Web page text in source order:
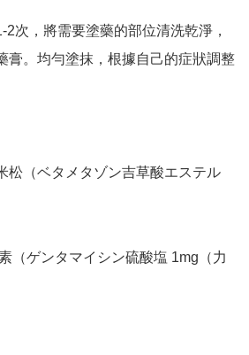
次，將需要塗藥的部位清洗乾淨，
膏。均勻塗抹，根據自己的症狀調整
松（ベタメタゾン吉草酸エステル
ンタマイシン硫酸塩 1mg（力